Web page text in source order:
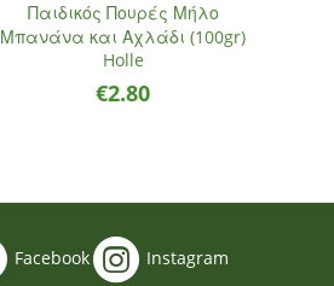
Παιδικός Πουρές Μήλο
Μπανάνα και Αχλάδι (100gr)
Holle
€2.80
Facebook Instagram